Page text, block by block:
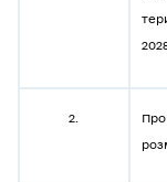
2.
Про